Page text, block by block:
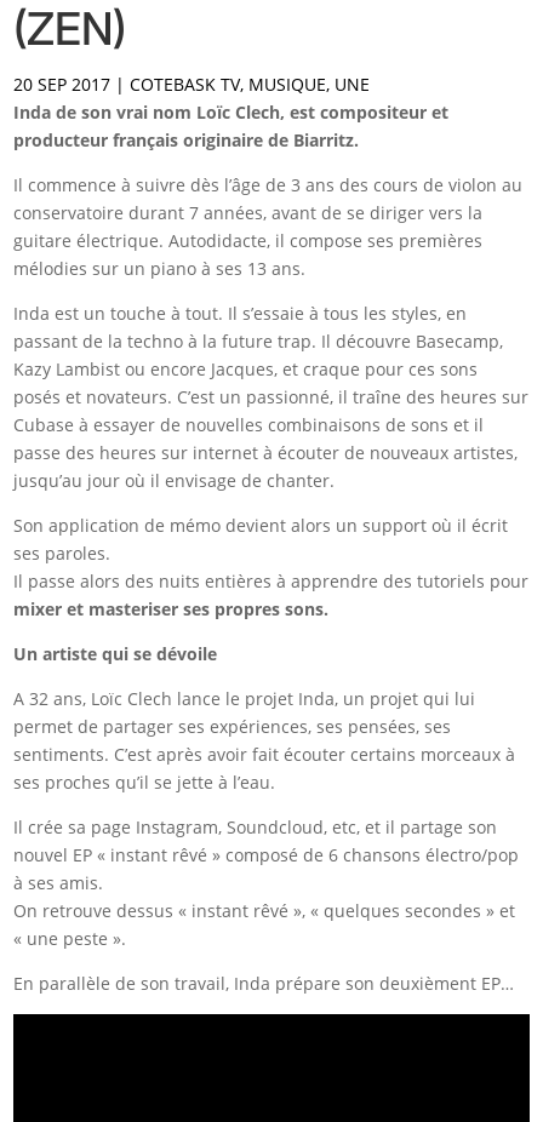
(ZEN)
20 SEP 2017 |COTEBASK TV, MUSIQUE, UNE
Inda de son vrai nom Loïc Clech, est compositeur et
producteur français originaire de Biarritz.
Il commence à suivre dès l’âge de 3 ans des cours de violon au
conservatoire durant 7 années, avant de se diriger vers la
guitare électrique. Autodidacte, il compose ses premières
mélodies sur un piano à ses 13 ans.
Inda est un touche à tout. Il s’essaie à tous les styles, en
passant de la techno à la future trap. Il découvre Basecamp,
Kazy Lambist ou encore Jacques, et craque pour ces sons
posés et novateurs. C’est un passionné, il traîne des heures sur
Cubase à essayer de nouvelles combinaisons de sons et il
passe des heures sur internet à écouter de nouveaux artistes,
jusqu’au jour où il envisage de chanter.
Son application de mémo devient alors un support où il écrit
ses paroles.
Il passe alors des nuits entières à apprendre des tutoriels pour
mixer et masteriser ses propres sons.
Un artiste qui se dévoile
A 32 ans, Loïc Clech lance le projet Inda, un projet qui lui
permet de partager ses expériences, ses pensées, ses
sentiments. C’est après avoir fait écouter certains morceaux à
ses proches qu’il se jette à l’eau.
Il crée sa page Instagram, Soundcloud, etc, et il partage son
nouvel EP « instant rêvé » composé de 6 chansons électro/pop
à ses amis.
On retrouve dessus « instant rêvé », « quelques secondes » et
« une peste ».
En parallèle de son travail, Inda prépare son deuxièment EP…